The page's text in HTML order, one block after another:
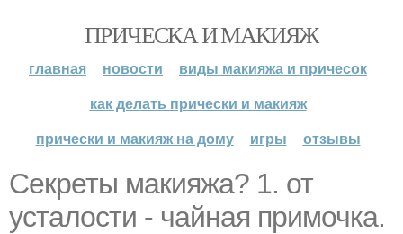
ПРИЧЕСКА И МАКИЯЖ
главная новости
виды макияжа и причесок
как делать прически и макияж
прически и макияж на дому
игры отзывы
Секреты макияжа? 1. от
усталости - чайная примочка.